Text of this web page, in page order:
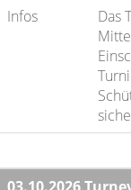
Infos
Das